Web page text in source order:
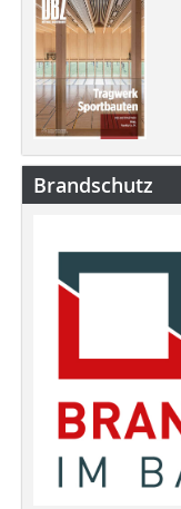
Brandschutz